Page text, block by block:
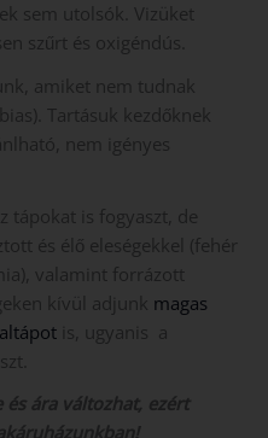
sem utolsók. Vizüket
szűrt és oxigéndús.
amiket nem tudnak
Tartásuk kezdőknek
nem igényes
tápokat is fogyaszt, de
és élő eleségekkel (fehér
valamint forrázott
kívül adjunk magas
is, ugyanis a
és ára változhat, ezért